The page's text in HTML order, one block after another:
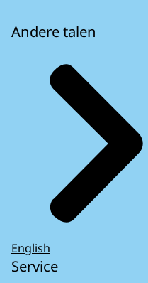
Andere talen
English
Service